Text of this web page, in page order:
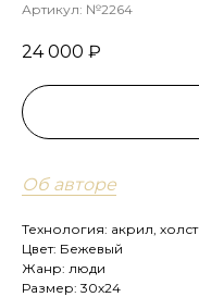
Артикул: №2264
24 000 ₽
Об авторе
Технология: акрил, холст
Цвет: Бежевый
Жанр: люди
Размер: 30х24